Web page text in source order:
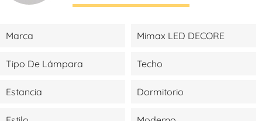
Marca Mimax LED DECORE
Tipo De Lámpara Techo
Estancia Dormitorio